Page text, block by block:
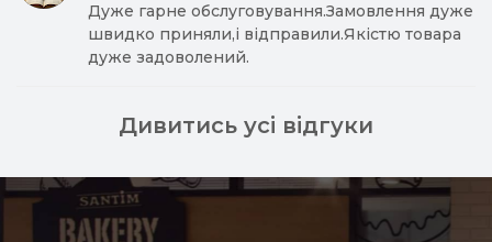
Дуже гарне обслуговування.Замовлення дуже
швидко приняли,і відправили.Якістю товара
дуже задоволений.
Дивитись усі відгуки